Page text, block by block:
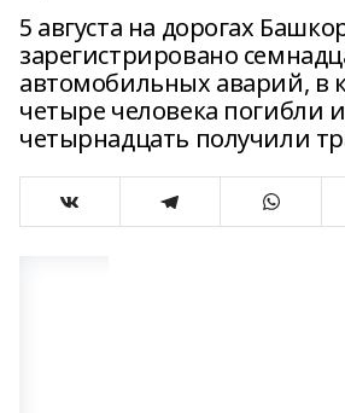
5 августа на дорогах
зарегистрировано
автомобильных аварий, в
четыре человека погибли и
четырнадцать получили